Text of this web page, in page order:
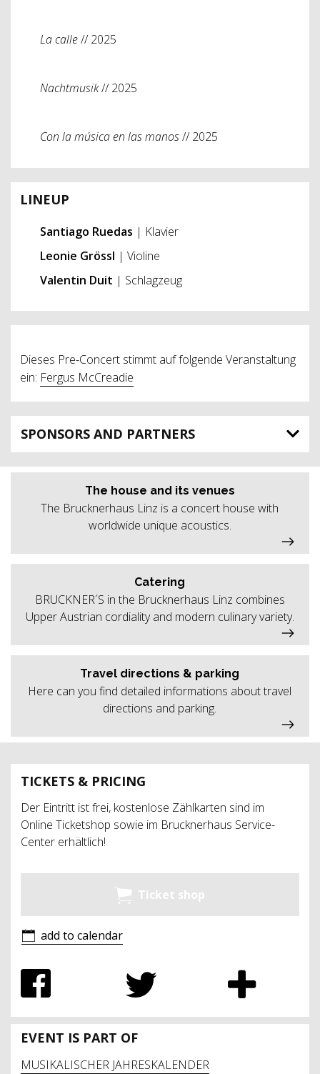
La calle// 2025
Nachtmusik// 2025
Con la música en las manos// 2025
LINEUP
Santiago Ruedas | Klavier
Leonie Grössl | Violine
Valentin Duit | Schlagzeug
Dieses Pre-Concert stimmt auf folgende Veranstaltung
ein: Fergus McCreadie
SPONSORS AND PARTNERS
TICKETS & PRICING
Der Eintritt ist frei, kostenlose Zählkarten sind im
Online Ticketshop sowie im Brucknerhaus Service-
Center erhältlich!
Ticket shop
add to calendar
EVENT IS PART OF
MUSIKALISCHER JAHRESKALENDER
The house and its venues
The Brucknerhaus Linz is a concert house with
worldwide unique acoustics.
Catering
BRUCKNER´S in the Brucknerhaus Linz combines
Upper Austrian cordiality and modern culinary variety.
Travel directions & parking
Here can you find detailed informations about travel
directions and parking.